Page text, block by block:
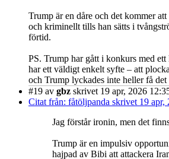
Trump är en dåre och det kommer
och kriminellt tills han sätts i
förtid.
PS. Trump har gått i konkurs med
har ett väldigt enkelt syfte – att
och Trump lyckades inte heller få det
#19 av gbz skrivet 19 apr, 2026
Citat från: fåtöljpanda skrivet 19 apr,
Jag förstår ironin, men det
Trump är en impulsiv
hajpad av Bibi att attackera